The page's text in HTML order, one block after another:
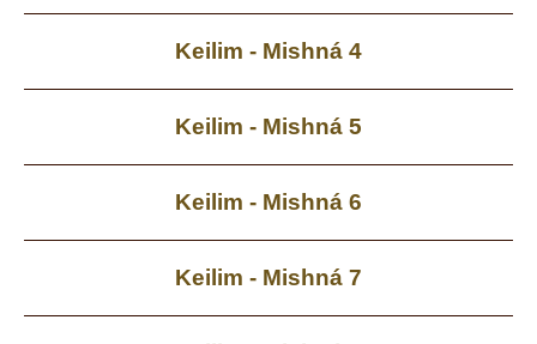
Keilim - Mishná 4
Keilim - Mishná 5
Keilim - Mishná 6
Keilim - Mishná 7